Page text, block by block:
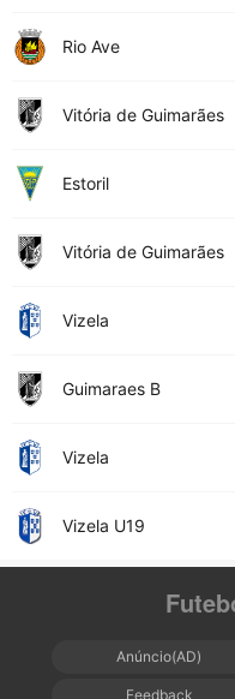
Rio Ave
Vitória de Guimarães
Estoril
Vitória de Guimarães
Vizela
Guimaraes B
Vizela
Vizela U19
Anúncio(AD)
Feedback